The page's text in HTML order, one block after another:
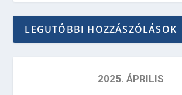
LEGUTÓBBI HOZZÁSZÓLÁSOK
2025. ÁPRILIS